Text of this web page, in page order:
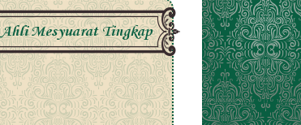
Ahli Mesyuarat Tingkap